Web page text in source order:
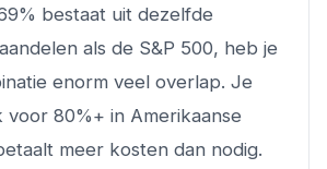
bestaat uit dezelfde
als de S&P 500, heb je
enorm veel overlap. Je
voor 80%+ in Amerikaanse
meer kosten dan nodig.